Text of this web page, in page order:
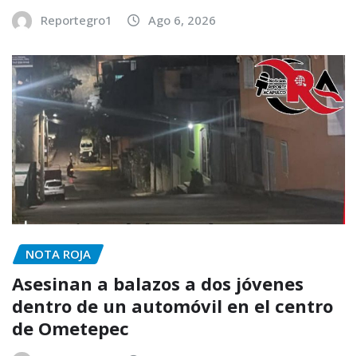
Reportegro1 Ago 6, 2026
NOTA ROJA
Asesinan a balazos a dos jóvenes
dentro de un automóvil en el centro
de Ometepec